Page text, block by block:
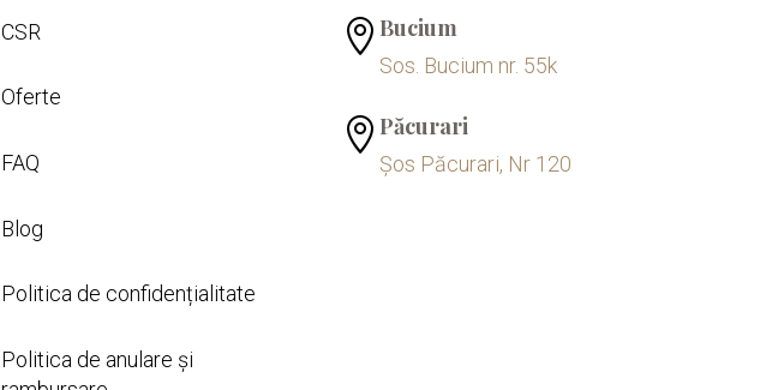
CSR
Oferte
FAQ
Blog
Politica de confidențialitate
Politica de anulare și
 Bucium
Sos. Bucium nr. 55k
Păcurari
Șos Păcurari, Nr 120